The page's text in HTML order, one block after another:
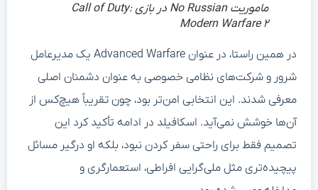
ماموریت No Russian در بازی Call of Duty:
Modern Warfare ۲
در همین راستا، در عنوان Advanced Warfare یک مدیرعامل
شرور و شرکت‌های نظامی خصوصی به عنوان دشمنان اصلی
معرفی شدند. این انتخابی امن‌تر بود، چون تقریباً هیچ‌کس از
آن‌ها خوشش نمی‌آید. اسکافیلد در ادامه تأکید کرد این
تصمیم فقط برای راحتی سفر کردن نبود، بلکه او درگیر مسائل
پیچیده‌تری مثل ملی‌گرایی افراطی، استعمارگری و